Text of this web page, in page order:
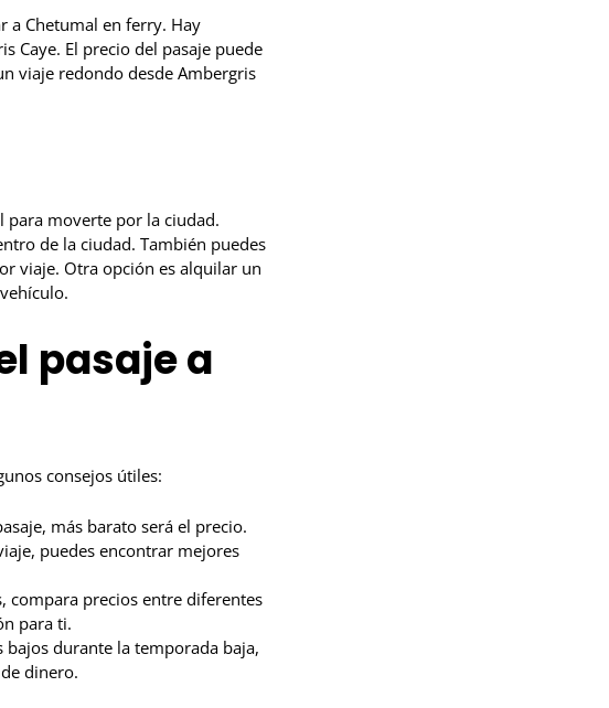
a Chetumal en ferry. Hay
Caye. El precio del pasaje puede
viaje redondo desde Ambergris
para moverte por la ciudad.
de la ciudad. También puedes
viaje. Otra opción es alquilar un
pasaje a
consejos útiles:
más barato será el precio.
puedes encontrar mejores
compara precios entre diferentes
para ti.
durante la temporada baja,
dinero.